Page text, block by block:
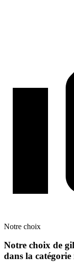
Notre choix
Notre choix de
dans la